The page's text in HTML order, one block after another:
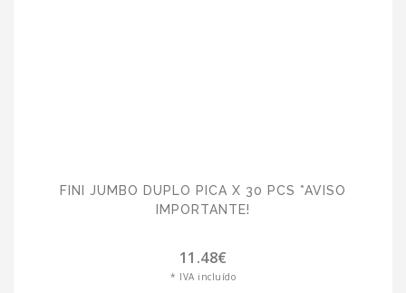
FINI JUMBO DUPLO PICA X 30 PCS *AVISO
IMPORTANTE!
11.48€
* IVA incluído